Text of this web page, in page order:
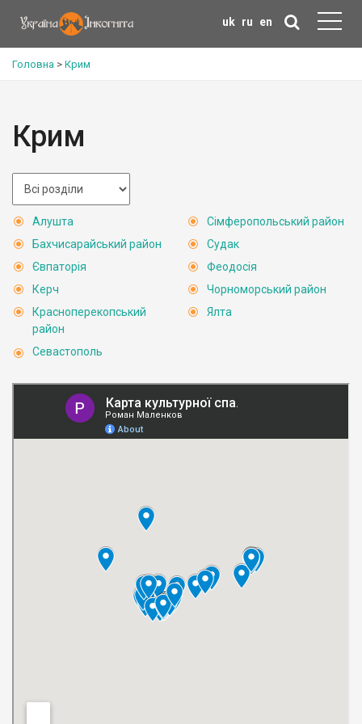
uk ru en
Головна > Крим
Крим
Алушта
Бахчисарайський район
Євпаторія
Керч
Красноперекопський
район
Севастополь
Сімферопольський район
Судак
Феодосія
Чорноморський район
Ялта